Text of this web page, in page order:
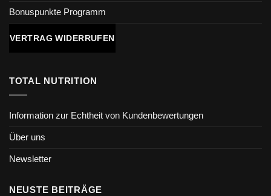
Bonuspunkte Programm
VERTRAG WIDERRUFEN
TOTAL NUTRITION
Information zur Echtheit von Kundenbewertungen
Über uns
Newsletter
NEUSTE BEITRÄGE